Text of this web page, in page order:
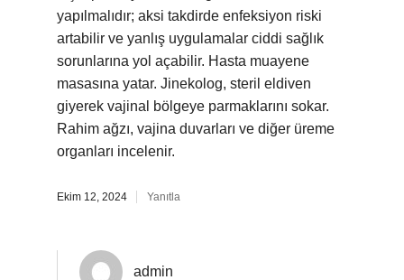
yapılmalıdır; aksi takdirde enfeksiyon riski
artabilir ve yanlış uygulamalar ciddi sağlık
sorunlarına yol açabilir. Hasta muayene
masasına yatar. Jinekolog, steril eldiven
giyerek vajinal bölgeye parmaklarını sokar.
Rahim ağzı, vajina duvarları ve diğer üreme
organları incelenir.
Ekim 12, 2024 Yanıtla
admin